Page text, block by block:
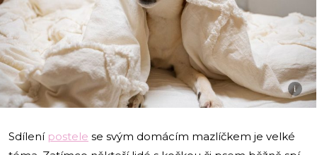
i
Sdílení postele se svým domácím mazlíčkem je velké